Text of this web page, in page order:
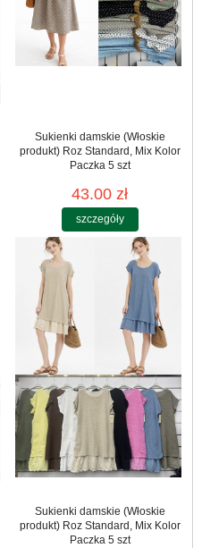
Sukienki damskie (Włoskie
produkt) Roz Standard, Mix Kolor
Paczka 5 szt
43.00 zł
szczegóły
Sukienki damskie (Włoskie
produkt) Roz Standard, Mix Kolor
Paczka 5 szt